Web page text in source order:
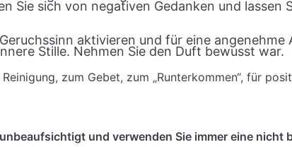
Sie sich von negativen Gedanken und lassen
aktivieren und für eine angenehme
Stille. Nehmen Sie den Duft bewusst war.
zum Gebet, zum „Runterkommen“, für
und verwenden Sie immer eine nicht